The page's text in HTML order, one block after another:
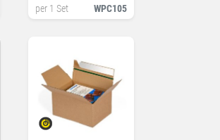
WPC105
per 1 Set